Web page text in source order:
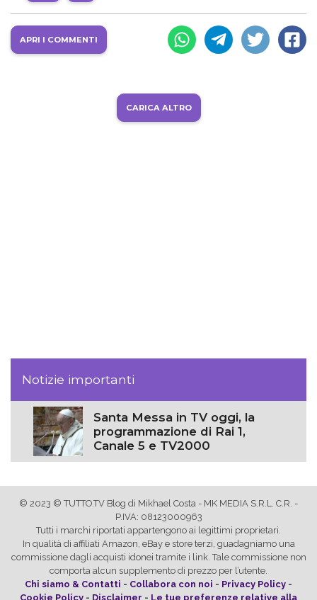
APRI I COMMENTI
CARICA ALTRO
Notizie importanti
Santa Messa in TV oggi, la
programmazione di Rai 1,
Canale 5 e TV2000
© 2023 © TUTTO.TV Blog di Mikhael Costa - MK MEDIA S.R.L. C.R. -
P.IVA: 08123000963
Tutti i marchi riportati appartengono ai legittimi proprietari.
In qualità di affiliati Amazon, eBay e store terzi, guadagniamo una
commissione dagli acquisti idonei tramite i link. Tale commissione non
comporta alcun supplemento di prezzo per l’utente.
Chi siamo & Contatti - Collabora con noi - Privacy Policy -
Cookie Policy - Disclaimer - Le tue preferenze relative alla